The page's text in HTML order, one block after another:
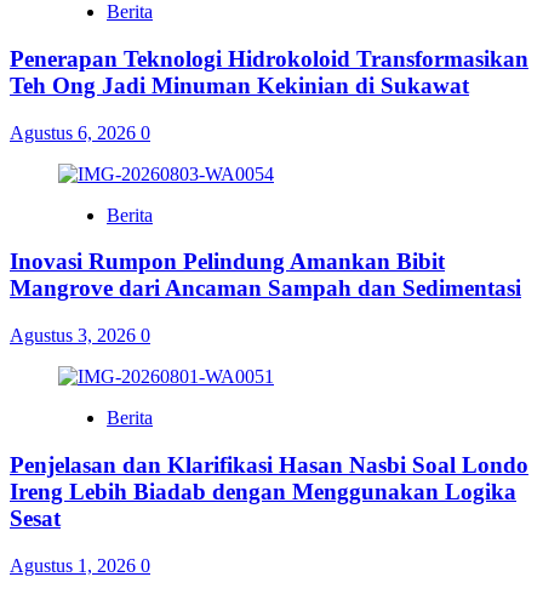
Berita
Penerapan Teknologi Hidrokoloid Transformasikan
Teh Ong Jadi Minuman Kekinian di Sukawat
Agustus 6, 2026 0
Berita
Inovasi Rumpon Pelindung Amankan Bibit
Mangrove dari Ancaman Sampah dan Sedimentasi
Agustus 3, 2026 0
Berita
Penjelasan dan Klarifikasi Hasan Nasbi Soal Londo
Ireng Lebih Biadab dengan Menggunakan Logika
Sesat
Agustus 1, 2026 0